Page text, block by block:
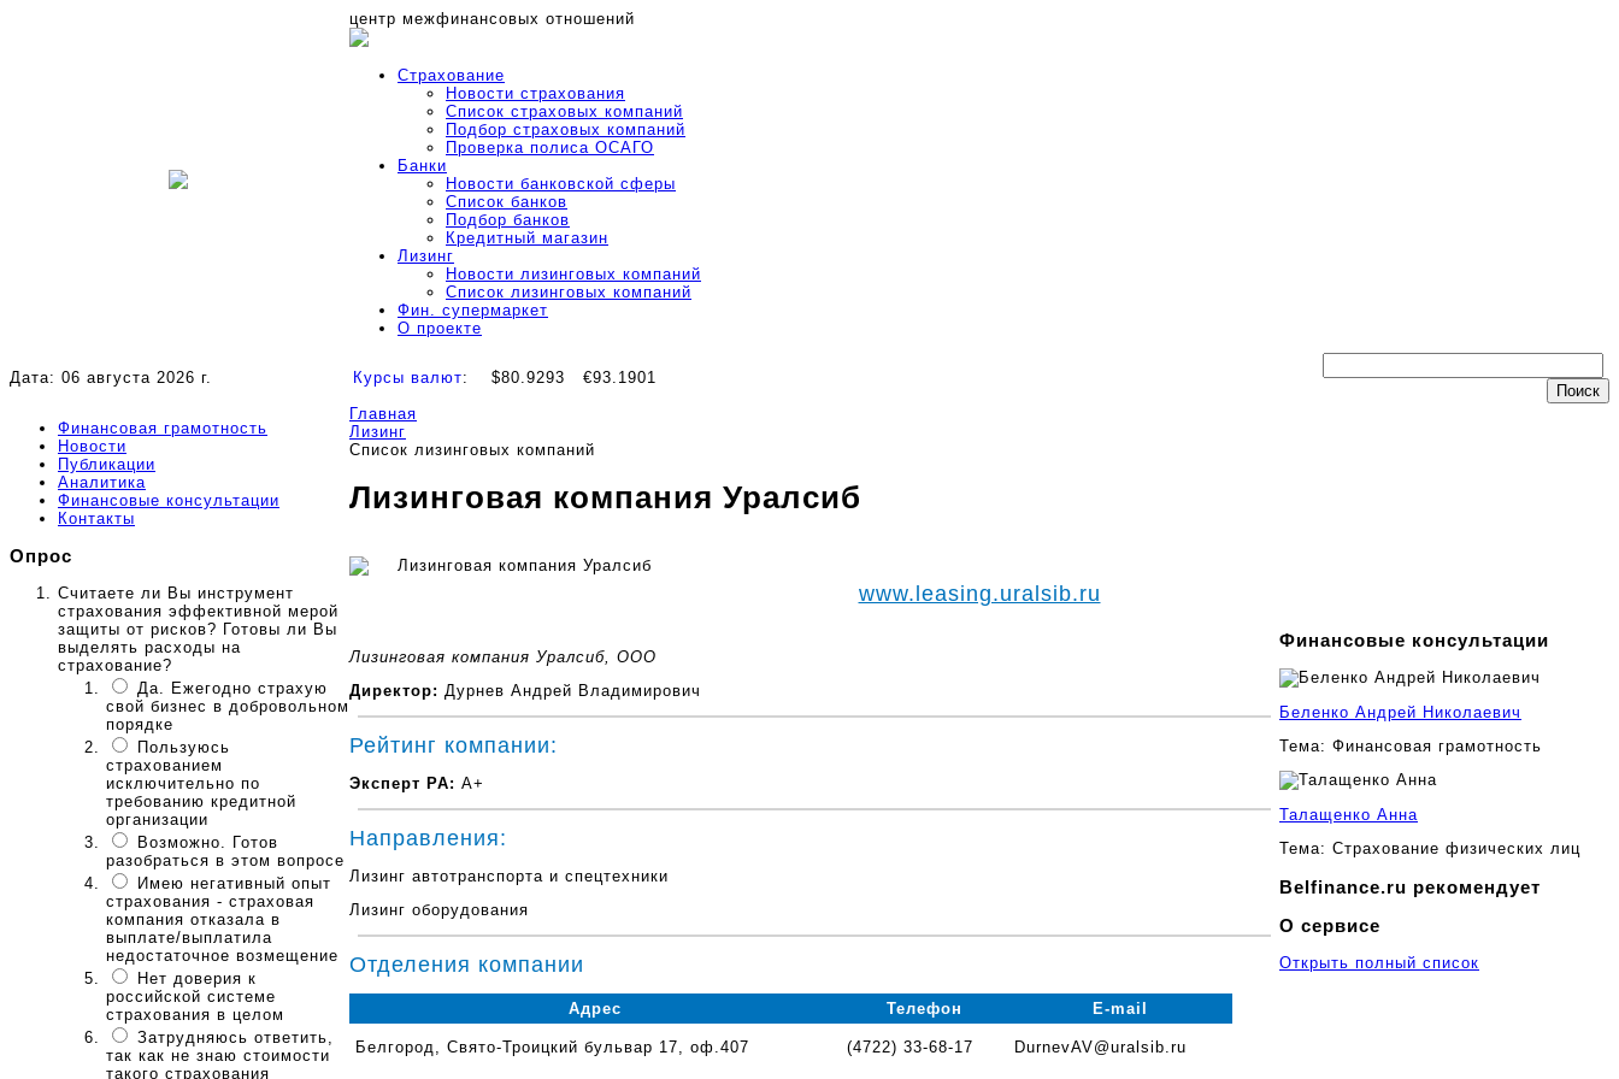
центр межфинансовых отношений
Страхование
Новости страхования
Список страховых компаний
Подбор страховых компаний
Проверка полиса ОСАГО
Банки
Новости банковской сферы
Список банков
Подбор банков
Кредитный магазин
Лизинг
Новости лизинговых компаний
Список лизинговых компаний
Фин. супермаркет
О проекте
Дата: 06 августа 2026 г. Курсы валют: $80.9293 €93.1901
Финансовая грамотность
Новости
Публикации
Аналитика
Финансовые консультации
Контакты
Опрос
Считаете ли Вы инструмент
страхования эффективной мерой
защиты от рисков? Готовы ли Вы
выделять расходы на
страхование?
Да. Ежегодно страхую
свой бизнес в добровольном
порядке
Пользуюсь
страхованием
исключительно по
требованию кредитной
организации
Возможно. Готов
разобраться в этом вопросе
Имею негативный опыт
страхования - страховая
компания отказала в
выплате/выплатила
недостаточное возмещение
Нет доверия к
российской системе
страхования в целом
Затрудняюсь ответить,
так как не знаю стоимости
такого страхования
Главная
Лизинг
Список лизинговых компаний
Лизинговая компания Уралсиб
www.leasing.uralsib.ru
Лизинговая компания Уралсиб, ООО
Директор: Дурнев Андрей Владимирович
Рейтинг компании:
Эксперт РА: A+
Направления:
Лизинг автотранспорта и спецтехники
Лизинг оборудования
Отделения компании
Адрес Телефон E-mail
Белгород, Свято-Троицкий бульвар 17, оф.407 (4722) 33-68-17 DurnevAV@uralsib.ru
Финансовые консультации
Беленко Андрей Николаевич
Тема: Финансовая грамотность
Талащенко Анна
Тема: Страхование физических лиц
Belfinance.ru рекомендует
О сервисе
Открыть полный список